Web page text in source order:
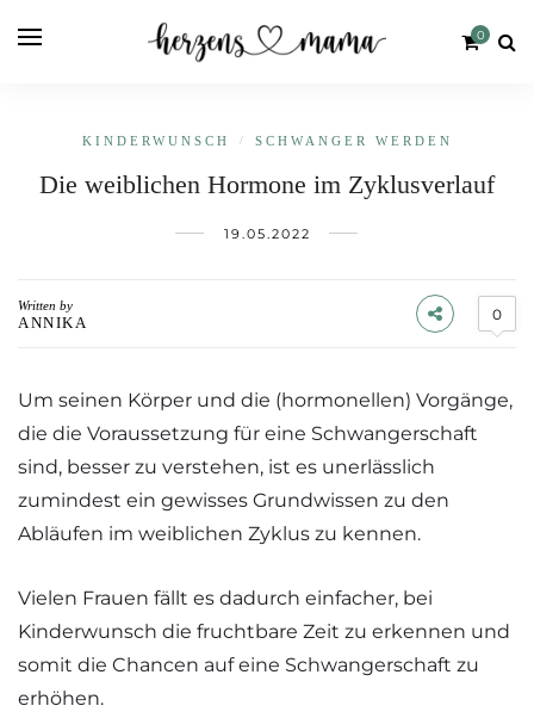
0
KINDERWUNSCH / SCHWANGER WERDEN
Die weiblichen Hormone im Zyklusverlauf
19.05.2022
Written by
ANNIKA 0
Um seinen Körper und die (hormonellen) Vorgänge,
die die Voraussetzung für eine Schwangerschaft
sind, besser zu verstehen, ist es unerlässlich
zumindest ein gewisses Grundwissen zu den
Abläufen im weiblichen Zyklus zu kennen.
Vielen Frauen fällt es dadurch einfacher, bei
Kinderwunsch die fruchtbare Zeit zu erkennen und
somit die Chancen auf eine Schwangerschaft zu
erhöhen.